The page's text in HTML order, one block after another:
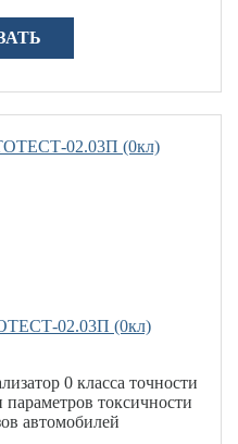
02.03П (0кл)
0 класса точности
параметров токсичности
автомобилей